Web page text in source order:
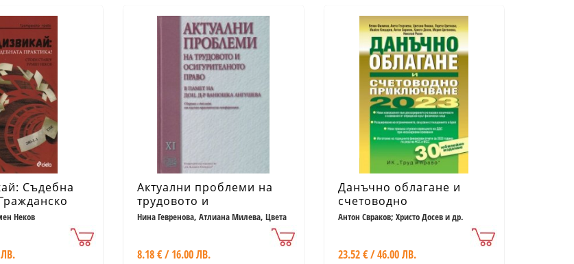
Съдебна
Неков
Актуални проблеми на
трудовото и
осигурително право.
конференция. Т.11
Нина Гевренова, Атлиана Милева, Цвета
8.18 € / 16.00 ЛВ.
Данъчно облагане и
счетоводно
приключване на 2023 г.
Антон Свраков; Христо Досев и др.
23.52 € / 46.00 ЛВ.